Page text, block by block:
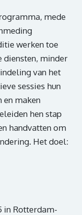
mede
werken toe
diensten, minder
van het
sessies hun
en maken
hen stap
handvatten om
Het doel:
in Rotterdam-